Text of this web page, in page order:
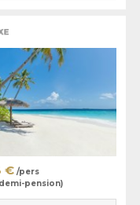
€ /pers
pension)